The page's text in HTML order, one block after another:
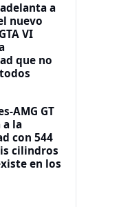
a
nuevo
VI
que no
AMG GT
a la
con 544
cilindros
en los